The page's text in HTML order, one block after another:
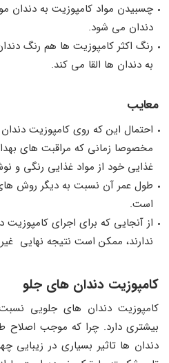
چسبیدن مواد کامپوزیت به دندان
دندان می شود.
رنگ اکثر کامپوزیت ها هم رنگ
به دندان ها القا می کند.
معایب
احتمال این که روی کامپوزیت‌
مخصوصا زمانی که مراقبت های
غذایی خود از مواد غذایی رنگی و
طول عمر آن نسبت به دیگر روش های
است.
از آنجایی که برای اجرای کامپوزیت
ندارند، ممکن است نتیجه نهایی
کامپوزیت دندان های جلو
کامپوزیت دندان های جلویی
بیشتری دارد. چرا که موجب
دندان ها تاثیر بسیاری در زیبایی